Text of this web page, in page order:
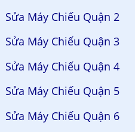
Sửa Máy Chiếu Quận 2
Sửa Máy Chiếu Quận 3
Sửa Máy Chiếu Quận 4
Sửa Máy Chiếu Quận 5
Sửa Máy Chiếu Quận 6